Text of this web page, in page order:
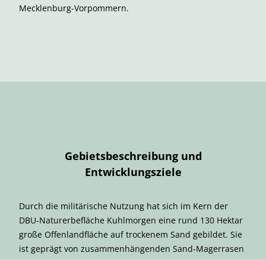
Mecklenburg-Vorpommern.
Gebietsbeschreibung und
Entwicklungsziele
Durch die militärische Nutzung hat sich im Kern der
DBU-Naturerbefläche Kuhlmorgen eine rund 130 Hektar
große Offenlandfläche auf trockenem Sand gebildet. Sie
ist geprägt von zusammenhängenden Sand-Magerrasen